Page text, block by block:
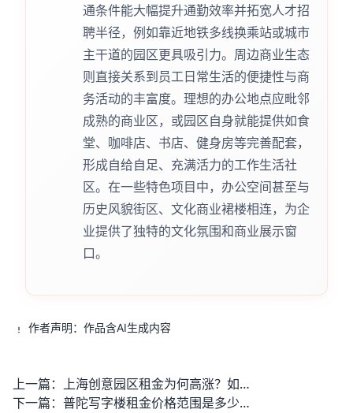
通条件能大幅提升通勤效率并拓宽人才招
聘半径，例如靠近地铁多线换乘站或城市
主干道的园区更具吸引力。周边商业生态
则直接关系到员工日常生活的便捷性与商
务活动的丰富度。理想的办公地点应毗邻
成熟的商业区，或园区自身就能提供如食
堂、咖啡店、书店、健身房等完善配套，
形成自给自足、充满活力的工作生活社
区。在一些特色项目中，办公空间甚至与
历史风貌街区、文化商业裙楼相连，为企
业提供了独特的文化氛围和商业展示窗
口。
作者声明：作品含AI生成内容
上一篇：
上海创意园区租金为何高涨？如何找到性价比高的办公空间？
下一篇：
普陀写字楼租金价格范围是多少？